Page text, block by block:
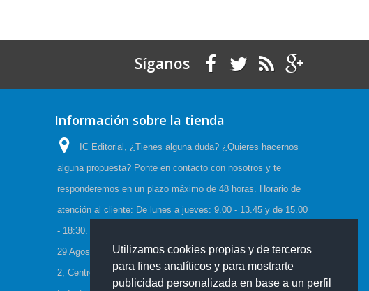
Utilizamos cookies propias y de terceros
para fines analíticos y para mostrarte
publicidad personalizada en base a un perfil
Síganos
Información sobre la tienda
IC Editorial, ¿Tienes alguna duda? ¿Quieres hacernos
alguna propuesta? Ponte en contacto con nosotros y te
responderemos en un plazo máximo de 48 horas. Horario de
atención al cliente: De lunes a jueves: 9.00 - 13.45 y de 15.00
- 18:30. Viernes: 9.00 - 15.00, Horario de Verano:(23 Junio a
29 Agosto) De lunes a viernes: 08:00-15:00, C/Cueva de Viera
2, Centro de negocios CADI, Edf. Antequera local 3 Polígono